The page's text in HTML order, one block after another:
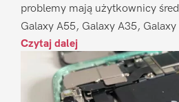
problemy mają użytkownicy
Galaxy A55, Galaxy A35,
Czytaj dalej